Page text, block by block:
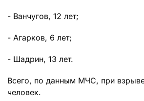
- Ванчугов, 12 лет;
- Агарков, 6 лет;
- Шадрин, 13 лет.
Всего, по данным МЧС, при
человек.